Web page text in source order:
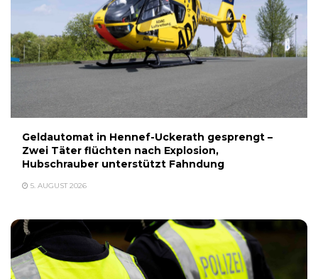
Geldautomat in Hennef-Uckerath gesprengt –
Zwei Täter flüchten nach Explosion,
Hubschrauber unterstützt Fahndung
5. AUGUST 2026